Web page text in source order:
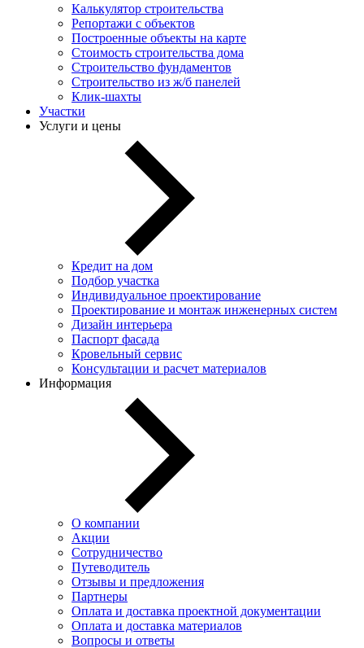
Калькулятор строительства
Репортажи с объектов
Построенные объекты на карте
Стоимость строительства дома
Строительство фундаментов
Строительство из ж/б панелей
Клик-шахты
Участки
Услуги и цены
Кредит на дом
Подбор участка
Индивидуальное проектирование
Проектирование и монтаж инженерных систем
Дизайн интерьера
Паспорт фасада
Кровельный сервис
Консультации и расчет материалов
Информация
О компании
Акции
Сотрудничество
Путеводитель
Отзывы и предложения
Партнеры
Оплата и доставка проектной документации
Оплата и доставка материалов
Вопросы и ответы